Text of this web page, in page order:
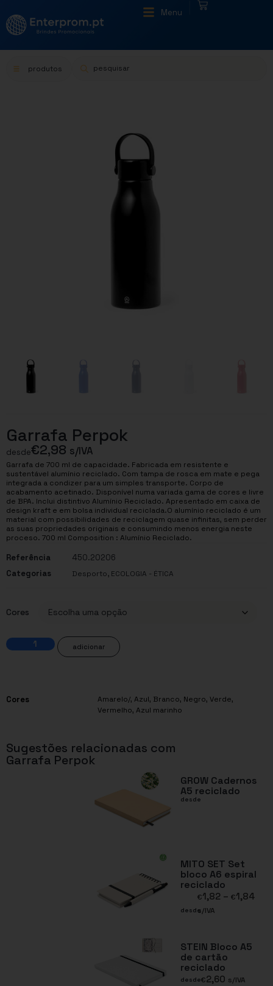
Menu
produtos
Garrafa Perpok
desde€2,98 s/IVA
Garrafa de 700 ml de capacidade. Fabricada em resistente e
sustentável alumínio reciclado. Com tampa de rosca em mate e pega
integrada a condizer para um simples transporte. Corpo de
acabamento acetinado. Disponível numa variada gama de cores e livre
de BPA. Inclui distintivo Alumínio Reciclado. Apresentado em caixa de
design kraft e em bolsa individual reciclada.O alumínio reciclado é um
material com possibilidades de reciclagem quase infinitas, sem perder
as suas propriedades originais e consumindo menos energia neste
proceso. 700 ml Composition : Alumínio Reciclado.
Referência
450.20206
Categorias
Desporto, ECOLOGIA - ÉTICA
Cores
adicionar
Cores Amarelo/, Azul, Branco, Negro, Verde,
Vermelho, Azul marinho
Sugestões relacionadas com
Garrafa Perpok
GROW Cadernos
A5 reciclado
desde
MITO SET Set
bloco A6 espiral
reciclado
desde
€1,82 – €1,84
s/IVA
STEIN Bloco A5
de cartão
reciclado
desde€2,60 s/IVA